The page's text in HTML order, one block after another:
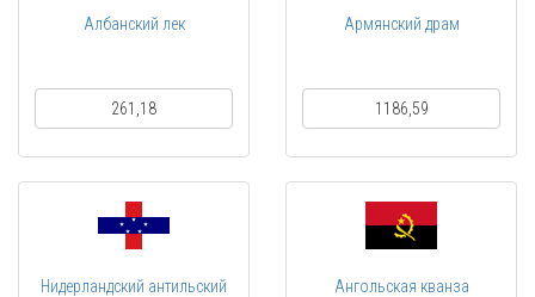
Албанский лек
261,18
Армянский драм
1186,59
Нидерландский антильский
Ангольская кванза